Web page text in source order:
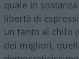
quale in
libertà di
un tanto al chilo
dei migliori,